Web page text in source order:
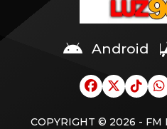
Android
COPYRIGHT © 2026 - FM